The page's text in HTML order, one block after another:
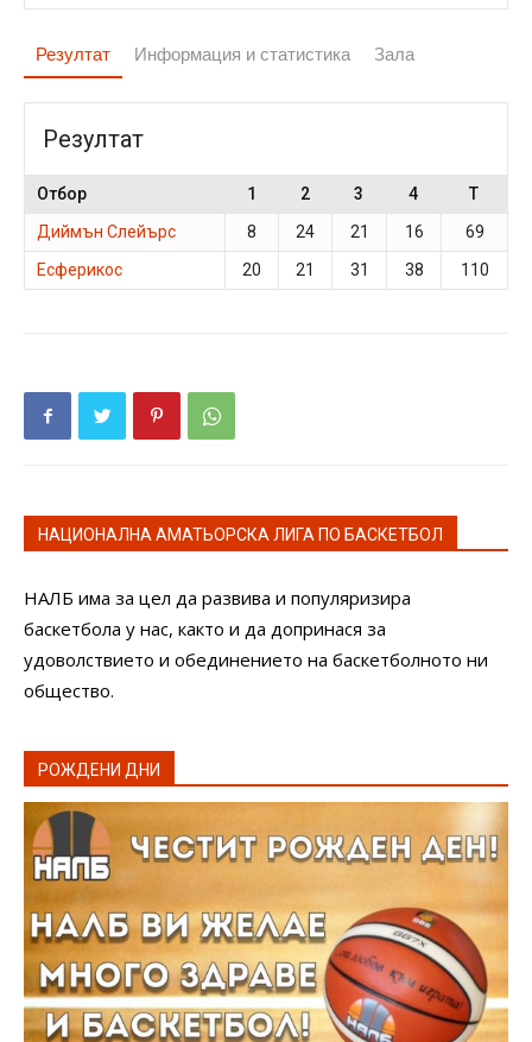
Резултат Информация и статистика Зала
Резултат
Отбор 1 2 3 4
T
Диймън Слейърс
8 24 21 16
69
Есферикос
20 21 31 38 110
НАЦИОНАЛНА АМАТЬОРСКА ЛИГА ПО БАСКЕТБОЛ
НАЛБ има за цел да развива и популяризира
баскетбола у нас, както и да допринася за
удоволствието и обединението на баскетболното ни
общество.
РОЖДЕНИ ДНИ